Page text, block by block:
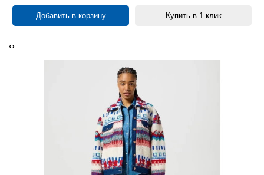
Добавить в корзину Купить в 1 клик
‹›